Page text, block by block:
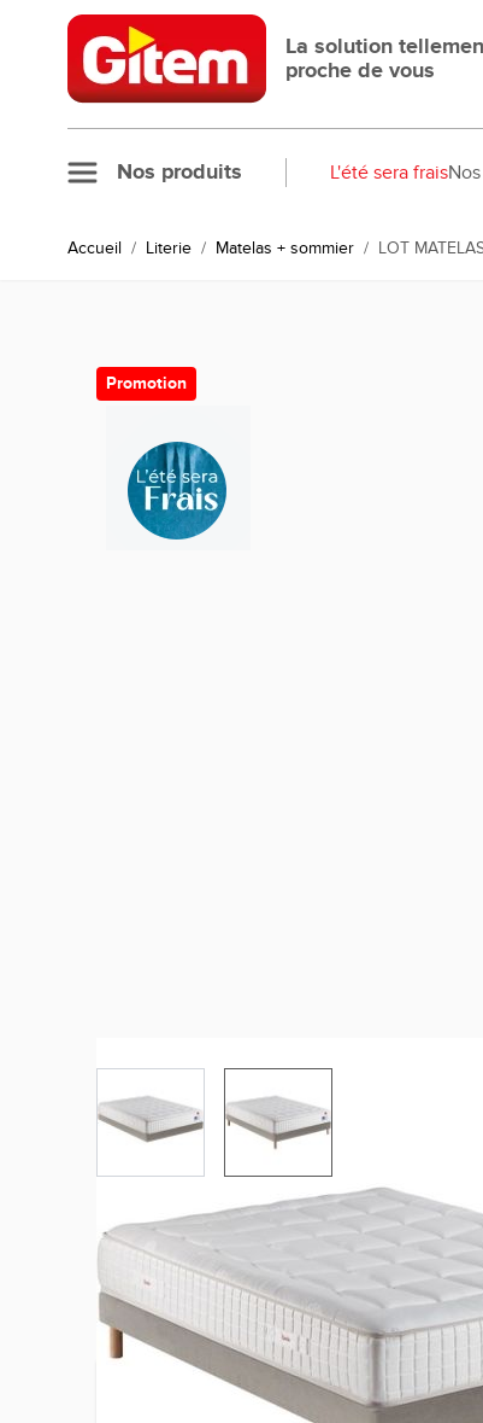
Allez au contenu
La solution
proche de vous
Nos produits L'été sera frais
Accueil / Literie / Matelas + sommier / LOT
Promotion
View larger imageView larger image
Plus d’information
Certification Oeko Tex Standard 100